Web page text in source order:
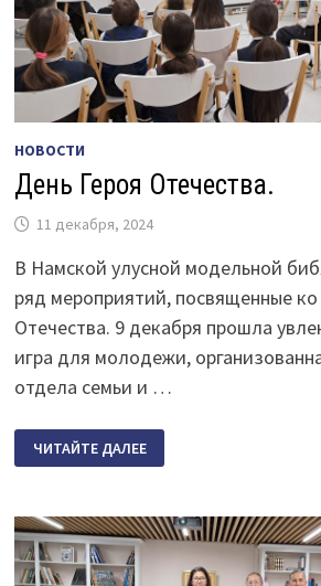
НОВОСТИ
День Героя Отечества.
11 декабря, 2024
В Намской улусной модельной
ряд мероприятий, посвященные
Отечества. 9 декабря прошла
игра для молодежи,
отдела семьи и …
ГЕРОЯ
ОТЕЧЕСТВА.
ЧИТАЙТЕ ДАЛЕЕ